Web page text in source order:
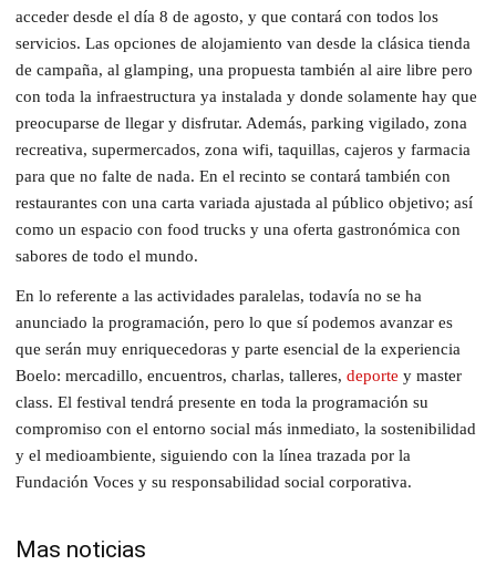
acceder desde el día 8 de agosto, y que contará con todos los
servicios. Las opciones de alojamiento van desde la clásica tienda
de campaña, al glamping, una propuesta también al aire libre pero
con toda la infraestructura ya instalada y donde solamente hay que
preocuparse de llegar y disfrutar. Además, parking vigilado, zona
recreativa, supermercados, zona wifi, taquillas, cajeros y farmacia
para que no falte de nada. En el recinto se contará también con
restaurantes con una carta variada ajustada al público objetivo; así
como un espacio con food trucks y una oferta gastronómica con
sabores de todo el mundo.
En lo referente a las actividades paralelas, todavía no se ha
anunciado la programación, pero lo que sí podemos avanzar es
que serán muy enriquecedoras y parte esencial de la experiencia
Boelo: mercadillo, encuentros, charlas, talleres, deporte y master
class. El festival tendrá presente en toda la programación su
compromiso con el entorno social más inmediato, la sostenibilidad
y el medioambiente, siguiendo con la línea trazada por la
Fundación Voces y su responsabilidad social corporativa.
Mas noticias